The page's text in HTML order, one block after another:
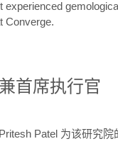
experienced
Converge.
首席执行官
Patel 为该研究